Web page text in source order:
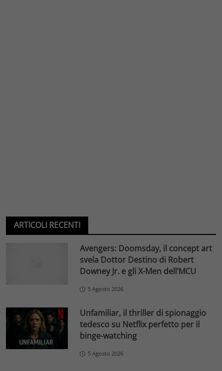
ARTICOLI RECENTI
Avengers: Doomsday, il concept art
svela Dottor Destino di Robert
Downey Jr. e gli X-Men dell’MCU
5 Agosto 2026
Unfamiliar, il thriller di spionaggio
tedesco su Netflix perfetto per il
binge-watching
5 Agosto 2026